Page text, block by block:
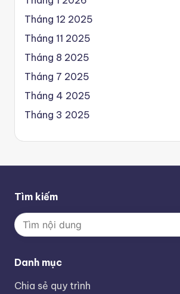
Tháng 12 2025
Tháng 11 2025
Tháng 8 2025
Tháng 7 2025
Tháng 4 2025
Tháng 3 2025
Tìm kiếm
Danh mục
Chia sẻ quy trình